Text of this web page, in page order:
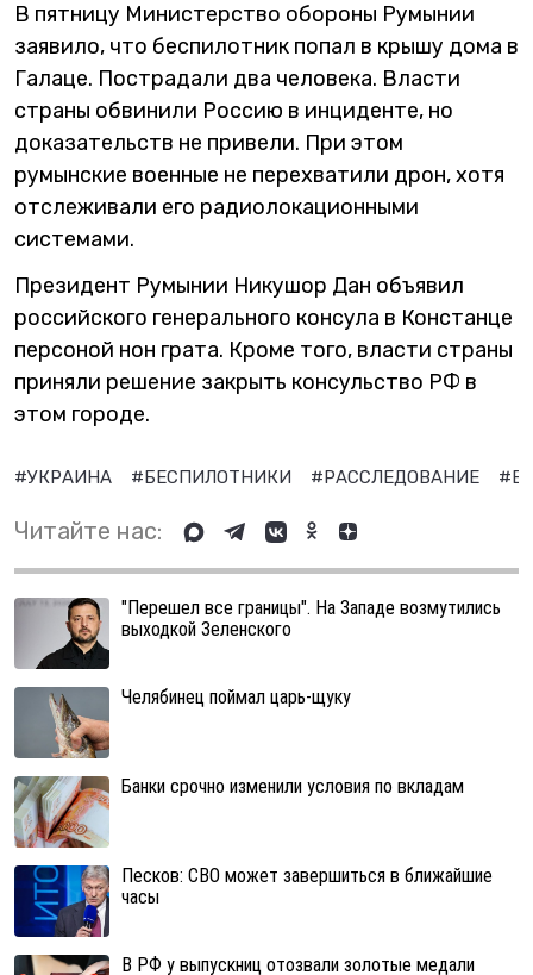
В пятницу Министерство обороны Румынии
заявило, что беспилотник попал в крышу дома в
Галаце. Пострадали два человека. Власти
страны обвинили Россию в инциденте, но
доказательств не привели. При этом
румынские военные не перехватили дрон, хотя
отслеживали его радиолокационными
системами.
Президент Румынии Никушор Дан объявил
российского генерального консула в Констанце
персоной нон грата. Кроме того, власти страны
приняли решение закрыть консульство РФ в
этом городе.
#УКРАИНА #БЕСПИЛОТНИКИ #РАССЛЕДОВАНИЕ
Читайте нас:
"Перешел все границы". На Западе возмутились
выходкой Зеленского
Челябинец поймал царь-щуку
Банки срочно изменили условия по вкладам
Песков: СВО может завершиться в ближайшие
часы
В РФ у выпускниц отозвали золотые медали